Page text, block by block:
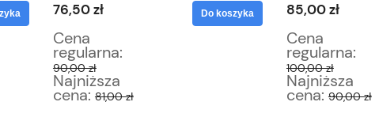
76,50 zł
Cena
regularna:
90,00 zł
Najniższa
cena: 81,00 zł
Do koszyka 85,00 zł
Cena
regularna:
100,00 zł
Najniższa
cena: 90,00 zł